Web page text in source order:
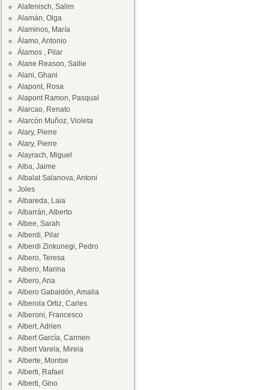
Alafenisch, Salim
Alamán, Olga
Alaminos, María
Álamo, Antonio
Álamos , Pilar
Alane Reason, Sallie
Alani, Ghani
Alapont, Rosa
Alapont Ramon, Pasqual
Alarcao, Renato
Alarcón Muñoz, Violeta
Alary, Pierre
Alary, Pierre
Alayrach, Miguel
Alba, Jaime
Albalat Salanova, Antoni
Joles
Albareda, Laia
Albarrán, Alberto
Albee, Sarah
Alberdi, Pilar
Alberdi Zinkunegi, Pedro
Albero, Teresa
Albero, Marina
Albero, Ana
Albero Gabaldón, Amalia
Alberola Ortiz, Carles
Alberoni, Francesco
Albert, Adrien
Albert García, Carmen
Albert Varela, Mireia
Alberte, Montse
Alberti, Rafael
Alberti, Gino